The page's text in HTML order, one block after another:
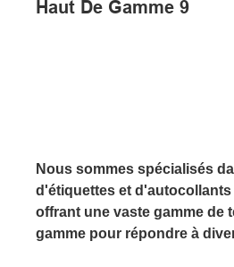
Nous sommes spécialisés
d'étiquettes et
offrant une vaste gamme de
gamme pour répondre à